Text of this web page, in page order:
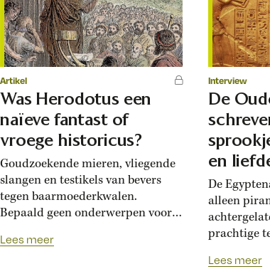
Artikel
Was Herodotus een
naïeve fantast of
vroege historicus?
Goudzoekende mieren, vliegende
slangen en testikels van bevers
tegen baarmoederkwalen.
Bepaald geen onderwerpen voor
toch komen ze voor in de
Lees meer
Interview
De
en
De
alleen
prachtige
om
Lees meer